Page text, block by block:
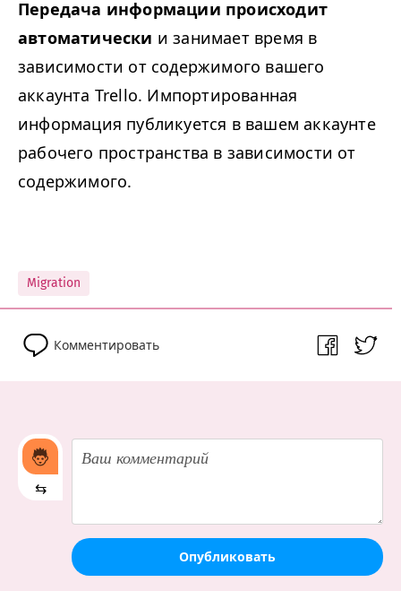
Передача информации происходит
автоматически и занимает время в
зависимости от содержимого вашего
аккаунта Trello. Импортированная
информация публикуется в вашем аккаунте
рабочего пространства в зависимости от
содержимого.
Migration
Комментировать
⇆
Опубликовать